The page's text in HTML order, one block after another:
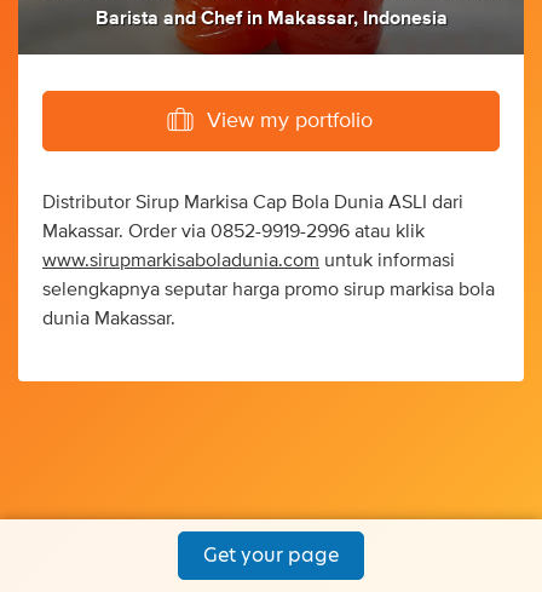
Barista andChef in Makassar, Indonesia
View my portfolio
Distributor Sirup Markisa Cap Bola Dunia ASLI dari
Makassar. Order via 0852-9919-2996 atau klik
www.sirupmarkisaboladunia.com untuk informasi
selengkapnya seputar harga promo sirup markisa bola
dunia Makassar.
Get your page